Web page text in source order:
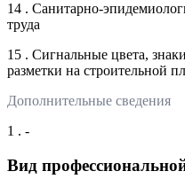
14 . Санитарно-
труда
15 . Сигнальные цвета,
разметки на строительной
Дополнительные сведения
1 . -
Вид